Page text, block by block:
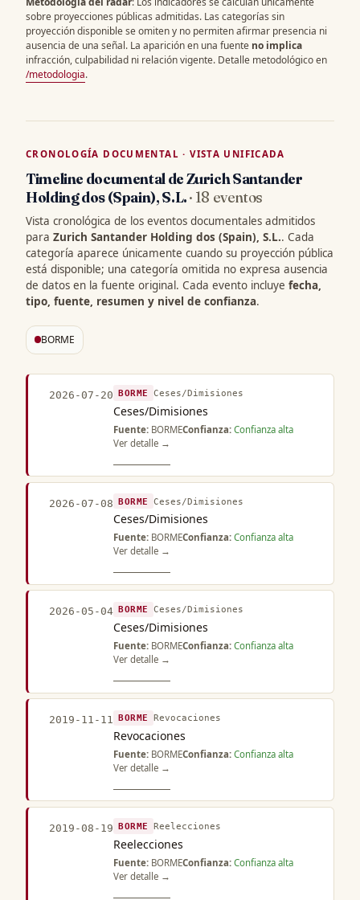
sobre proyecciones públicas admitidas. Las categorías sin
proyección disponible se omiten y no permiten afirmar presencia ni
ausencia de una señal. La aparición en una fuente no implica
infracción, culpabilidad ni relación vigente. Detalle metodológico en
/metodologia.
CRONOLOGÍA DOCUMENTAL · VISTA UNIFICADA
Timeline documental de Zurich Santander
Holding dos (Spain), S.L.· 18 eventos
Vista cronológica de los eventos documentales admitidos
para Zurich Santander Holding dos (Spain), S.L.. Cada
categoría aparece únicamente cuando su proyección pública
está disponible; una categoría omitida no expresa ausencia
de datos en la fuente original. Cada evento incluye fecha,
tipo, fuente, resumen y nivel de confianza.
BORME
2026-07-20 BORME Ceses/Dimisiones
Ceses/Dimisiones
Fuente: BORMEConfianza: Confianza alta
Ver detalle →
2026-07-08 BORME Ceses/Dimisiones
Ceses/Dimisiones
Fuente: BORMEConfianza: Confianza alta
Ver detalle →
2026-05-04 BORME Ceses/Dimisiones
Ceses/Dimisiones
Fuente: BORMEConfianza: Confianza alta
Ver detalle →
2019-11-11 BORME Revocaciones
Revocaciones
Fuente: BORMEConfianza: Confianza alta
Ver detalle →
2019-08-19 BORME Reelecciones
Reelecciones
Fuente: BORMEConfianza: Confianza alta
Ver detalle →